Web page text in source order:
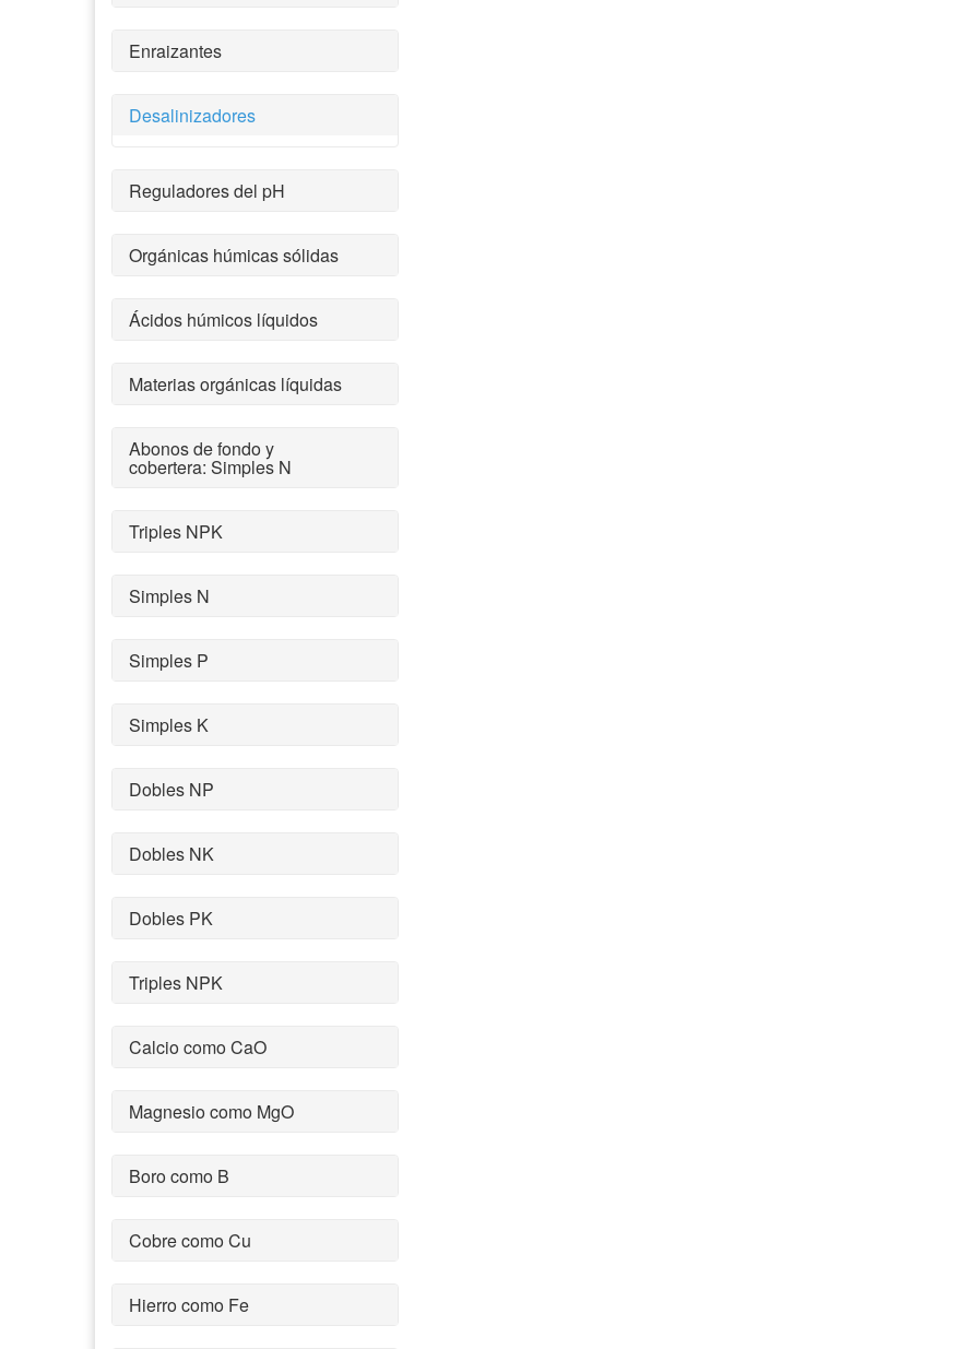
Enraizantes
Desalinizadores
Reguladores del pH
Orgánicas húmicas sólidas
Ácidos húmicos líquidos
Materias orgánicas líquidas
Abonos de fondo y
cobertera: Simples N
Triples NPK
Simples N
Simples P
Simples K
Dobles NP
Dobles NK
Dobles PK
Triples NPK
Calcio como CaO
Magnesio como MgO
Boro como B
Cobre como Cu
Hierro como Fe